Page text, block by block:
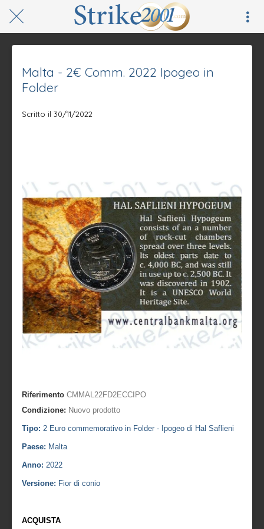
Malta - 2€ Comm. 2022 Ipogeo in
Folder
Scritto il 30/11/2022
Riferimento CMMAL22FD2ECCIPO
Condizione: Nuovo prodotto
Tipo: 2 Euro commemorativo in Folder - Ipogeo di Hal Saflieni
Paese: Malta
Anno: 2022
Versione: Fior di conio
ACQUISTA